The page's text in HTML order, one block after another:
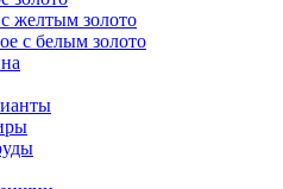
желтым золото
с белым золото